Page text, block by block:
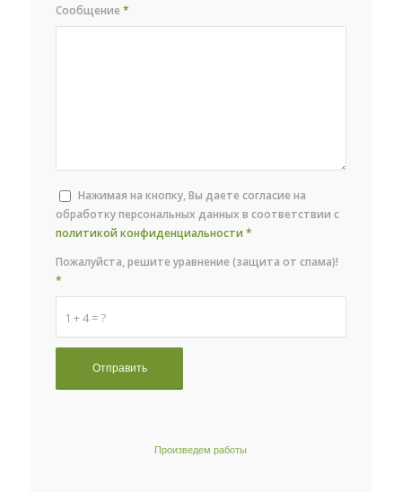
Сообщение*
Нажимая на кнопку, Вы даете согласие на
обработку персональных данных в соответствии с
политикой конфиденциальности *
1 + 4 = ?
Пожалуйста, решите уравнение (защита от спама)!
*
Произведем работы